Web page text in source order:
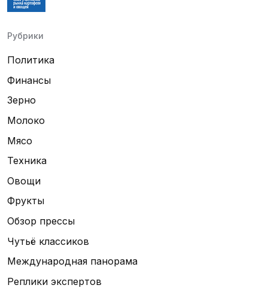
Рубрики
Политика
Финансы
Зерно
Молоко
Мясо
Техника
Овощи
Фрукты
Обзор прессы
Чутьё классиков
Международная панорама
Реплики экспертов